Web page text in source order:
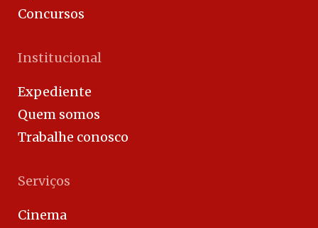
Concursos
Institucional
Expediente
Quem somos
Trabalhe conosco
Serviços
Cinema